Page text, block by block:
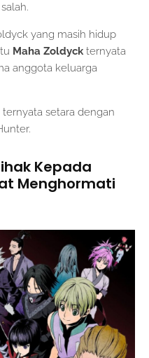
yang masih hidup
Maha Zoldyckternyata
anggota keluarga
setara dengan
Kepada
Menghormati